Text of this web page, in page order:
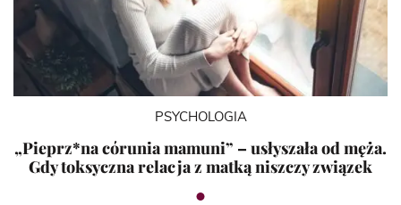
PSYCHOLOGIA
„Pieprz*na córunia mamuni” – usłyszała od męża.
Gdy toksyczna relacja z matką niszczy związek